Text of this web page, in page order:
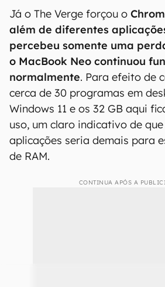
Já o The Verge forçou o
além de diferentes
percebeu somente uma
o MacBook Neo continuou
normalmente. Para efeito de
cerca de 30 programas em
Windows 11 e os 32 GB aqui
uso, um claro indicativo de
aplicações seria demais para
de RAM.
CONTINUA APÓS A